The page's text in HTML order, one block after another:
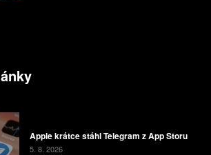
Apple krátce stáhl Telegram z App Storu
5. 8. 2026